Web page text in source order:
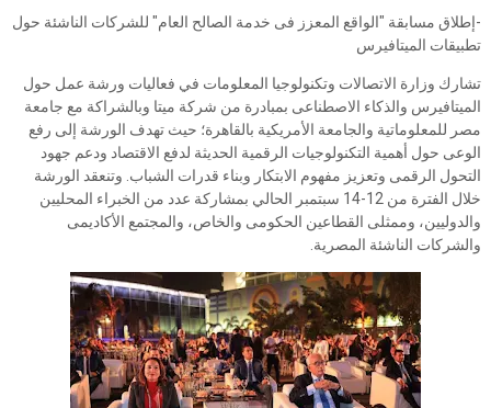
-إطلاق مسابقة "الواقع المعزز فى خدمة الصالح العام" للشركات الناشئة حول
تطبيقات الميتافيرس
تشارك وزارة الاتصالات وتكنولوجيا المعلومات في فعاليات ورشة عمل حول
الميتافيرس والذكاء الاصطناعى بمبادرة من شركة ميتا وبالشراكة مع جامعة
مصر للمعلوماتية والجامعة الأمريكية بالقاهرة؛ حيث تهدف الورشة إلى رفع
الوعى حول أهمية التكنولوجيات الرقمية الحديثة لدفع الاقتصاد ودعم جهود
التحول الرقمى وتعزيز مفهوم الابتكار وبناء قدرات الشباب. وتنعقد الورشة
خلال الفترة من 12-14 سبتمبر الحالي بمشاركة عدد من الخبراء المحليين
والدوليين، وممثلى القطاعين الحكومى والخاص، والمجتمع الأكاديمى
والشركات الناشئة المصرية.